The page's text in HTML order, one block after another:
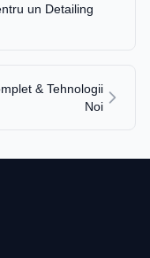
un Detailing
& Tehnologii
Noi